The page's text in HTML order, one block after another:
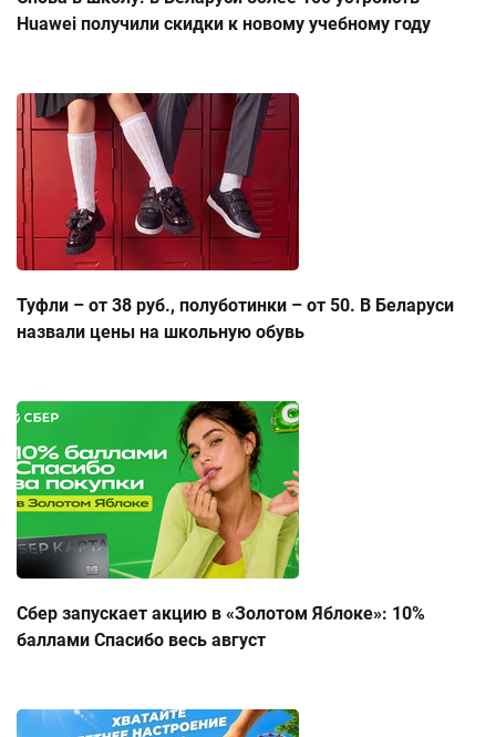
Huawei получили скидки к новому учебному году
Туфли – от 38 руб., полуботинки – от 50. В Беларуси
назвали цены на школьную обувь
Сбер запускает акцию в «Золотом Яблоке»: 10%
баллами Спасибо весь август